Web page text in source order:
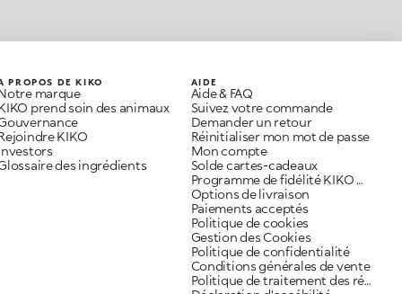
PROPOS DE KIKO
marque
prend soin des animaux
KIKO
des ingrédients
AIDE
Aide & FAQ
Suivez votre commande
Demander un retour
Réinitialiser mon mot de passe
Mon compte
Solde cartes-cadeaux
Programme de fidélité KIKO ME
Options de livraison
Paiements acceptés
Politique de cookies
Gestion des Cookies
Politique de confidentialité
Conditions générales de vente
Politique de traitement des réclamations